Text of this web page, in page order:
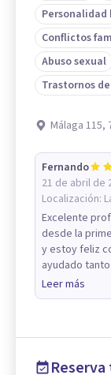
Conflictos
Abuso sexual
Trastornos
Málaga 115,
Fernando
21 de abril de
Localización:
Excelente
desde la
y estoy feliz
ayudado tanto
Leer más